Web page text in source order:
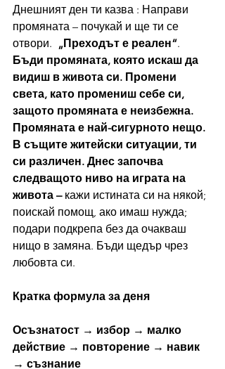
Днешният ден ти казва : Направи
промяната – почукай и ще ти се
отвори. „Преходът е реален“.
Бъди промяната, която искаш да
видиш в живота си. Промени
света, като промениш себе си,
защото промяната е неизбежна.
Промяната е най-сигурното нещо.
В същите житейски ситуации, ти
си различен. Днес започва
следващото ниво на играта на
живота – кажи истината си на някой;
поискай помощ, ако имаш нужда;
подари подкрепа без да очакваш
нищо в замяна. Бъди щедър чрез
любовта си.
Кратка формула за деня
Осъзнатост → избор → малко
действие → повторение → навик
→ съзнание